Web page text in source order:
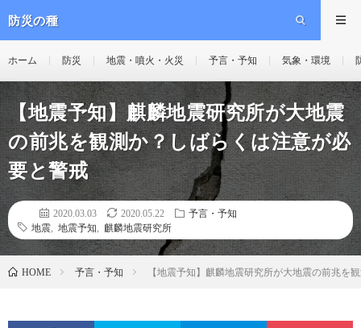
防災の種
ホーム 防災 地震・噴火・火災 予言・予知 気象・環境
【地震予知】麒麟地震研究所が大地震
の前兆を観測か？しばらくは注意が必
要と警戒
2020.03.03 2020.05.22
予言・予知
地震
地震予知 麒麟地震研究所
HOME 予言・予知 【地震予知】麒麟地震研究所が大地震の前兆を